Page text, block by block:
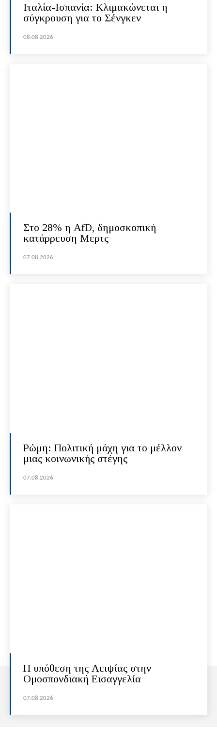
Ιταλία-Ισπανία: Κλιμακώνεται η
σύγκρουση για το Σένγκεν
08.08.2026
Στο 28% η AfD, δημοσκοπική
κατάρρευση Μερτς
07.08.2026
Ρώμη: Πολιτική μάχη για το μέλλον
μιας κοινωνικής στέγης
07.08.2026
Η υπόθεση της Λειψίας στην
Ομοσπονδιακή Εισαγγελία
07.08.2026